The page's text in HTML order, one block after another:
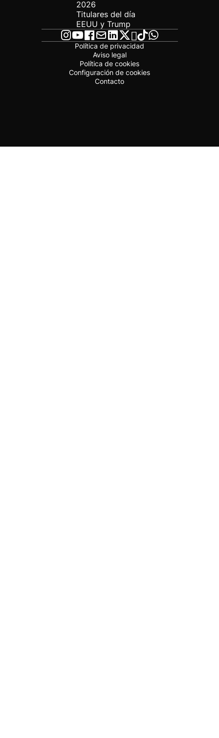
2026
Titulares del día
EEUU y Trump
Política de privacidad
Aviso legal
Política de cookies
Configuración de cookies
Contacto